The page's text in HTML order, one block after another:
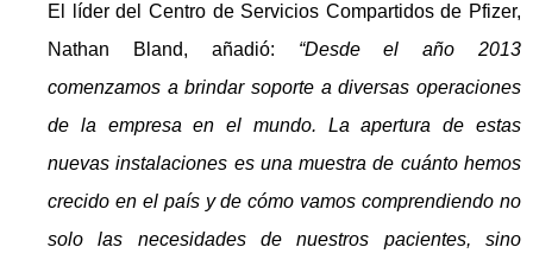
El líder del Centro de Servicios Compartidos de Pfizer,
Nathan Bland, añadió: “Desde el año 2013
comenzamos a brindar soporte a diversas operaciones
de la empresa en el mundo. La apertura de estas
nuevas instalaciones es una muestra de cuánto hemos
crecido en el país y de cómo vamos comprendiendo no
solo las necesidades de nuestros pacientes, sino